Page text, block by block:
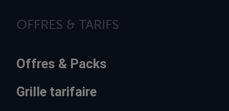
OFFRES & TARIFS
Offres & Packs
Grille tarifaire